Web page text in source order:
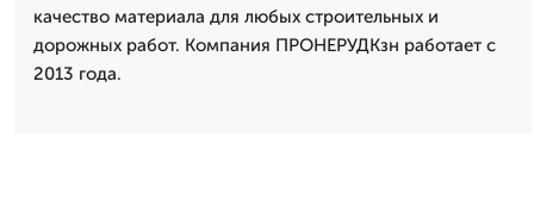
качество материала для любых строительных и
дорожных работ. Компания ПРОНЕРУДКзн работает с
2013 года.